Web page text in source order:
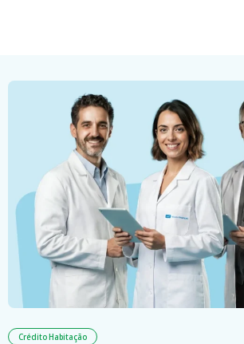
Crédito Habitação